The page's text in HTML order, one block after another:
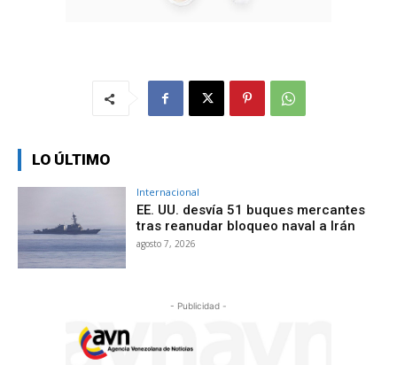
LO ÚLTIMO
Internacional
EE. UU. desvía 51 buques mercantes
tras reanudar bloqueo naval a Irán
agosto 7, 2026
- Publicidad -